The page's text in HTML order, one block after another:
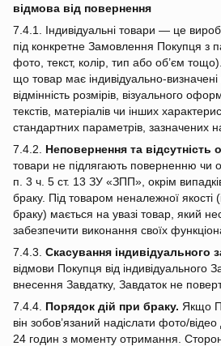
відмова від повернення
7.4.1. Індивідуальні товари — це
під конкретне Замовлення Покупця з
фото, текст, колір, тип або об’єм
що товар має індивідуально‑визначені
відмінність розмірів, візуального
текстів, матеріалів чи інших
стандартних параметрів, зазначених
7.4.2. Неповернення та відсутність
товари не підлягають поверненню чи
п. 3 ч. 5 ст. 13 ЗУ «ЗПП», окрім
браку. Під товаром неналежної якості
браку) мається на увазі товар, який
забезпечити виконання своїх
7.4.3. Скасування індивідуального
відмови Покупця від індивідуального
внесення Завдатку, Завдаток не
7.4.4. Порядок дій при браку. Якщо
він зобов’язаний надіслати фото/
24 годин з моменту отримання.